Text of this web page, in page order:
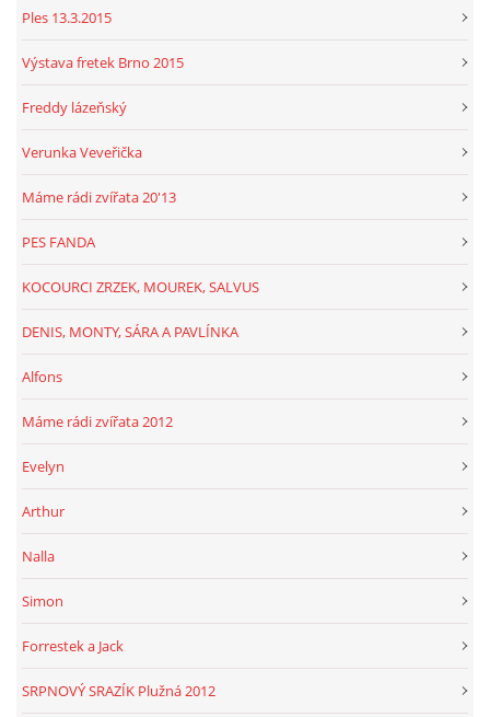
Ples 13.3.2015
Výstava fretek Brno 2015
Freddy lázeňský
Verunka Veveřička
Máme rádi zvířata 20'13
PES FANDA
KOCOURCI ZRZEK, MOUREK, SALVUS
DENIS, MONTY, SÁRA A PAVLÍNKA
Alfons
Máme rádi zvířata 2012
Evelyn
Arthur
Nalla
Simon
Forrestek a Jack
SRPNOVÝ SRAZÍK Plužná 2012